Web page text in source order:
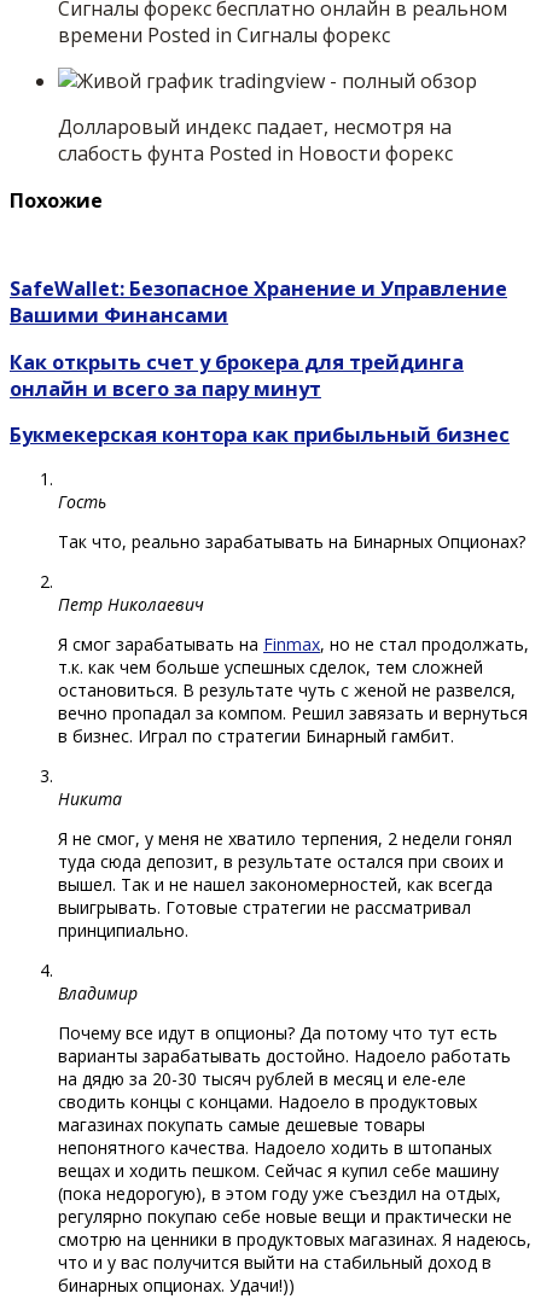
Сигналы форекс бесплатно онлайн в реальном
времени Posted in Сигналы форекс
Долларовый индекс падает, несмотря на
слабость фунта Posted in Новости форекс
Похожие
SafeWallet: Безопасное Хранение и Управление
Вашими Финансами
Как открыть счет у брокера для трейдинга
онлайн и всего за пару минут
Букмекерская контора как прибыльный бизнес
Гость
Так что, реально зарабатывать на Бинарных Опционах?
Петр Николаевич
Я смог зарабатывать на Finmax, но не стал продолжать,
т.к. как чем больше успешных сделок, тем сложней
остановиться. В результате чуть с женой не развелся,
вечно пропадал за компом. Решил завязать и вернуться
в бизнес. Играл по стратегии Бинарный гамбит.
Никита
Я не смог, у меня не хватило терпения, 2 недели гонял
туда сюда депозит, в результате остался при своих и
вышел. Так и не нашел закономерностей, как всегда
выигрывать. Готовые стратегии не рассматривал
принципиально.
Владимир
Почему все идут в опционы? Да потому что тут есть
варианты зарабатывать достойно. Надоело работать
на дядю за 20-30 тысяч рублей в месяц и еле-еле
сводить концы с концами. Надоело в продуктовых
магазинах покупать самые дешевые товары
непонятного качества. Надоело ходить в штопаных
вещах и ходить пешком. Сейчас я купил себе машину
(пока недорогую), в этом году уже съездил на отдых,
регулярно покупаю себе новые вещи и практически не
смотрю на ценники в продуктовых магазинах. Я надеюсь,
что и у вас получится выйти на стабильный доход в
бинарных опционах. Удачи!))